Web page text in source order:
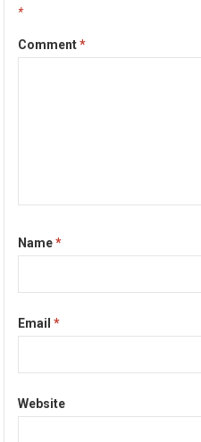
*
Comment*
Name*
Email*
Website